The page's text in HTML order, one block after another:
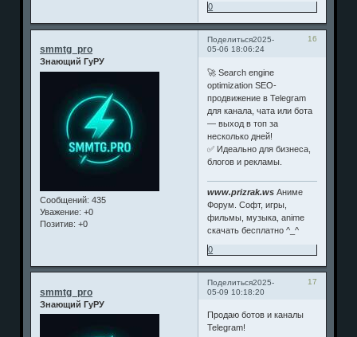
0
Поделиться 16
2025-
05-06 18:06:24
smmtg_pro
Знающий ГуРУ
Сообщений: 435
Уважение: +0
Позитив: +0
🚀 Search engine
optimization SEO-
продвижение в Telegram
для канала, чата или бота
— выход в топ за
несколько дней!
✅ Идеально для бизнеса,
блогов и рекламы.
www.prizrak.ws Аниме
Форум. Софт, игры,
фильмы, музыка, anime
скачать бесплатно ^_^
0
Поделиться 17
2025-
05-09 10:18:20
smmtg_pro
Знающий ГуРУ
Продаю ботов и каналы
Telegram!